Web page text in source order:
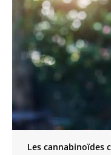
Les cannabinoïdes